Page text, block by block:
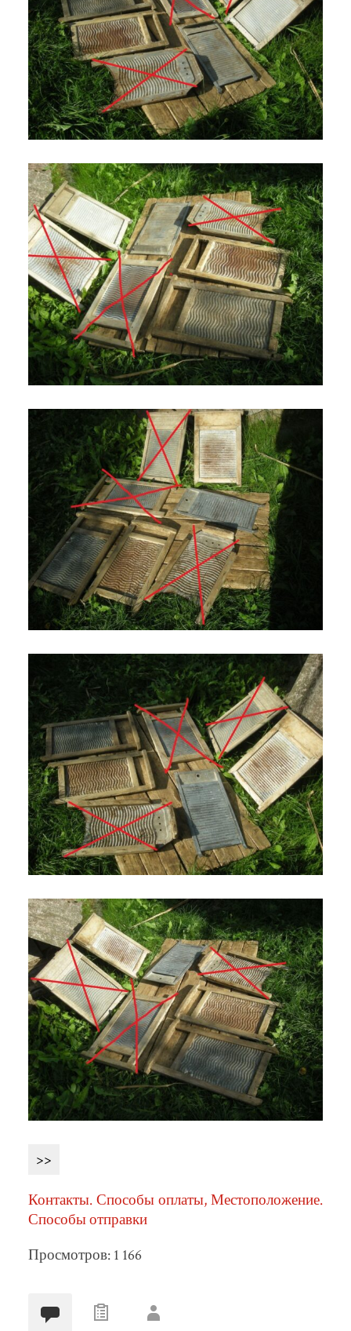
>>
Контакты. Способы оплаты, Местоположение.
Способы отправки
Просмотров: 1 166